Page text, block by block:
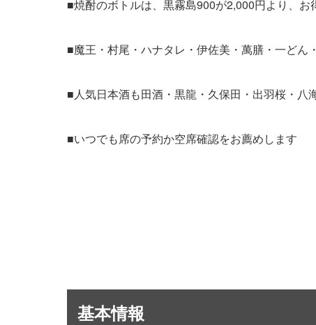
■焼酎のボトルは、黒霧島900が2,000円より、お
■魔王・村尾・ハナタレ・伊佐美・萬膳・一ど
■人気日本酒も田酒・黒龍・久保田・出羽桜・
■いつでも席の予約か空席確認をお薦めします
基本情報